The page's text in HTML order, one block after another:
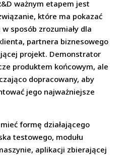
ważnym etapem jest
które ma pokazać
sposób zrozumiały dla
partnera biznesowego
projekt. Demonstrator
produktem końcowym, ale
dopracowany, aby
jego najważniejsze
formę działającego
testowego, modułu
aplikacji zbierającej